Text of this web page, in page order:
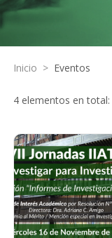
Inicio > Eventos
4 elementos en total: